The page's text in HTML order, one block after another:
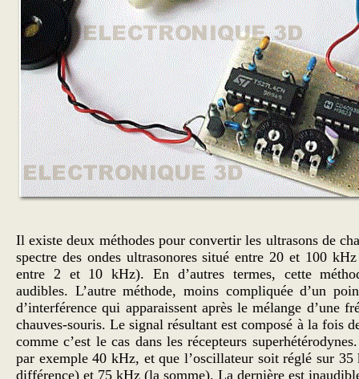
Il existe deux méthodes pour convertir les ultrasons de
spectre des ondes ultrasonores situé entre 20 et 100
entre 2 et 10 kHz). En d’autres termes, cette
audibles. L’autre méthode, moins compliquée d’un
d’interférence qui apparaissent après le mélange d’une
chauves-souris. Le signal résultant est composé à la fois
comme c’est le cas dans les récepteurs
par exemple 40 kHz, et que l’oscillateur soit réglé sur
différence) et 75 kHz (la somme). La dernière est